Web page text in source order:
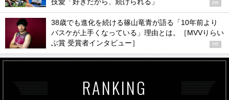
技愛「好きだから、続けられる」
PR
38歳でも進化を続ける篠山竜青が語る「10年前より
バスケが上手くなっている」理由とは。［MVVりらい
ぶ賞 受賞者インタビュー］
PR
RANKING